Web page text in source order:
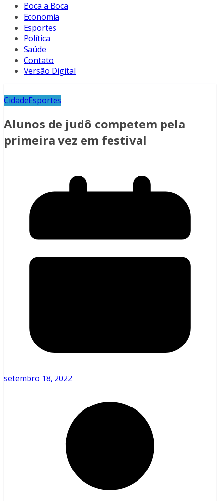
Boca a Boca
Economia
Esportes
Política
Saúde
Contato
Versão Digital
CidadeEsportes
Alunos de judô competem pela
primeira vez em festival
setembro 18, 2022